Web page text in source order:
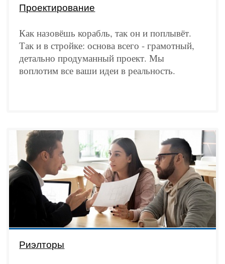
Проектирование
Как назовёшь корабль, так он и поплывёт.
Так и в стройке: основа всего - грамотный,
детально продуманный проект. Мы
воплотим все ваши идеи в реальность.
Риэлторы